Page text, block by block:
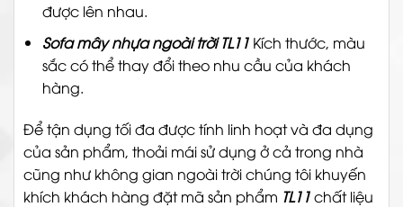
được lên nhau.
Sofa mây nhựa ngoài trời TL11 Kích thước, màu
sắc có thể thay đổi theo nhu cầu của khách
hàng.
Để tận dụng tối đa được tính linh hoạt và đa dụng
của sản phẩm, thoải mái sử dụng ở cả trong nhà
cũng như không gian ngoài trời chúng tôi khuyến
khích khách hàng đặt mã sản phẩm TL11chất liệu